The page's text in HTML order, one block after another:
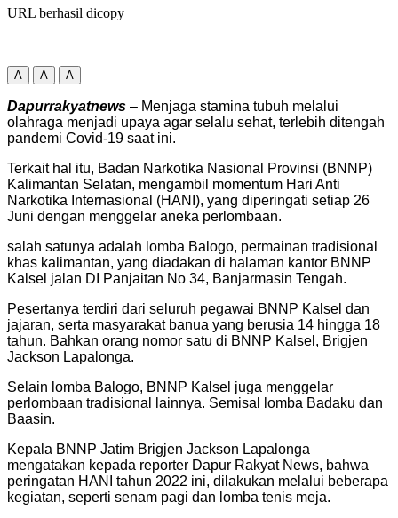
URL berhasil dicopy
A A A
Dapurrakyatnews – Menjaga stamina tubuh melalui
olahraga menjadi upaya agar selalu sehat, terlebih ditengah
pandemi Covid-19 saat ini.
Terkait hal itu, Badan Narkotika Nasional Provinsi (BNNP)
Kalimantan Selatan, mengambil momentum Hari Anti
Narkotika Internasional (HANI), yang diperingati setiap 26
Juni dengan menggelar aneka perlombaan.
salah satunya adalah lomba Balogo, permainan tradisional
khas kalimantan, yang diadakan di halaman kantor BNNP
Kalsel jalan DI Panjaitan No 34, Banjarmasin Tengah.
Pesertanya terdiri dari seluruh pegawai BNNP Kalsel dan
jajaran, serta masyarakat banua yang berusia 14 hingga 18
tahun. Bahkan orang nomor satu di BNNP Kalsel, Brigjen
Jackson Lapalonga.
Selain lomba Balogo, BNNP Kalsel juga menggelar
perlombaan tradisional lainnya. Semisal lomba Badaku dan
Baasin.
Kepala BNNP Jatim Brigjen Jackson Lapalonga
mengatakan kepada reporter Dapur Rakyat News, bahwa
peringatan HANI tahun 2022 ini, dilakukan melalui beberapa
kegiatan, seperti senam pagi dan lomba tenis meja.